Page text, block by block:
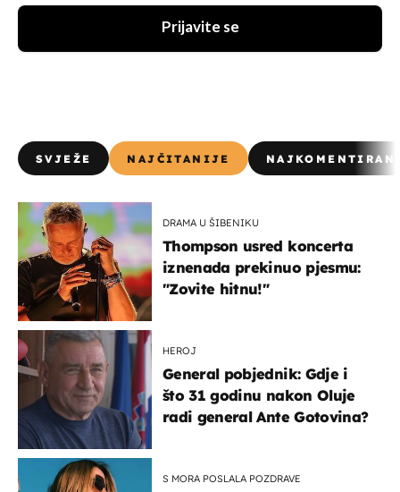
Prijavite se
SVJEŽE NAJČITANIJE
DRAMA U ŠIBENIKU
Thompson usred koncerta
iznenada prekinuo pjesmu:
"Zovite hitnu!"
HEROJ
General pobjednik: Gdje i
što 31 godinu nakon Oluje
radi general Ante Gotovina?
S MORA POSLALA POZDRAVE